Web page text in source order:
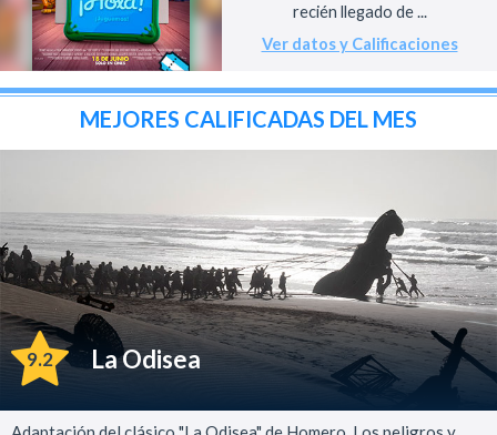
recién llegado de ...
Ver datos y Calificaciones
MEJORES CALIFICADAS DEL MES
9.2 La Odisea